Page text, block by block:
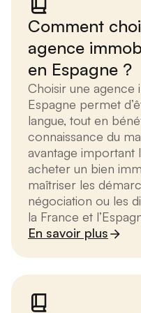
Comment
agence
en Espagne ?
Choisir une agence
Espagne permet
langue, tout en
connaissance du
avantage important
acheter un bien
maîtriser les
négociation ou les
la France et
En savoir plus